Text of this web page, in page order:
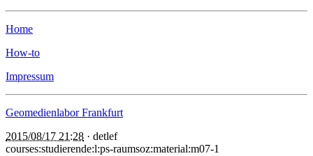
Home
How-to
Impressum
Geomedienlabor Frankfurt
2015/08/17 21:28 · detlef
courses:studierende:l:ps-raumsoz:material:m07-1